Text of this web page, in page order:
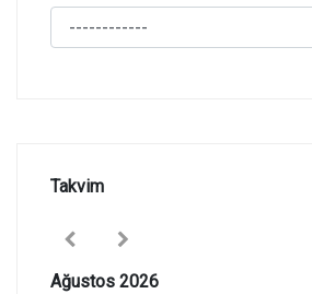
Takvim
Ağustos 2026